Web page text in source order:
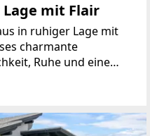
mit Flair
in ruhiger Lage mit
charmante
Ruhe und eine
Nähe zum
in eine